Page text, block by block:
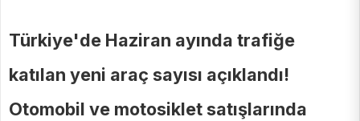
Türkiye'de Haziran ayında trafiğe
katılan yeni araç sayısı açıklandı!
Otomobil ve motosiklet satışlarında